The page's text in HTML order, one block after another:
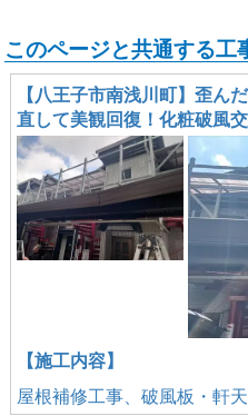
このページと共通する工
【八王子市南浅川町】歪ん
直して美観回復！化粧破風
【施工内容】
屋根補修工事、破風板・軒